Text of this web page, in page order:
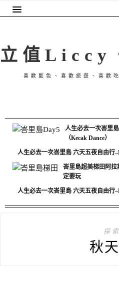
立值Liccy
喜歡藍色、喜歡旅遊、喜
人生必去一次峇里
（Kecak Dance）
人生必去一次峇里島 六天五夜自由行
峇里島超美梯田阿
定要玩
人生必去一次峇里島 六天五夜自由行
探索
秋